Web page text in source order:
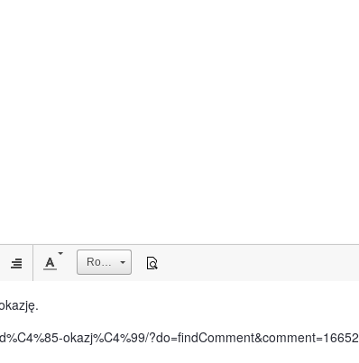
Rozmiar
okazj%C4%99/?do=findComment&comment=16652